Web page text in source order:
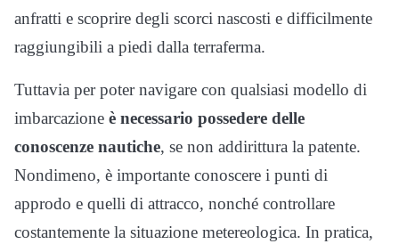
anfratti e scoprire degli scorci nascosti e difficilmente
raggiungibili a piedi dalla terraferma.
Tuttavia per poter navigare con qualsiasi modello di
imbarcazione è necessario possedere delle
conoscenze nautiche, se non addirittura la patente.
Nondimeno, è importante conoscere i punti di
approdo e quelli di attracco, nonché controllare
costantemente la situazione metereologica. In pratica,